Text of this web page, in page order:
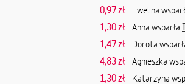
0,97 zł
Ewelina
1,30 zł
Anna wsparła
1,47 zł
Dorota
4,83 zł
Agnieszka
1,30 zł
Katarzyna